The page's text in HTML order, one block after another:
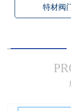
特材阀